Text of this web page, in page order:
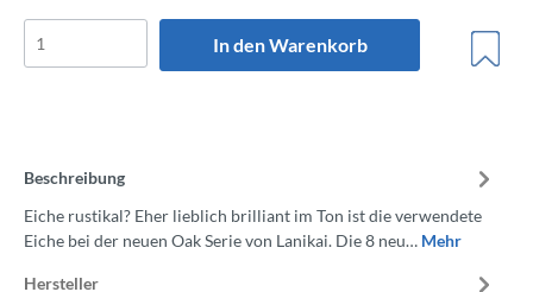
In den Warenkorb
Beschreibung
Eiche rustikal? Eher lieblich brilliant im Ton ist die verwendete
Eiche bei der neuen Oak Serie von Lanikai. Die 8 neu… Mehr
Hersteller